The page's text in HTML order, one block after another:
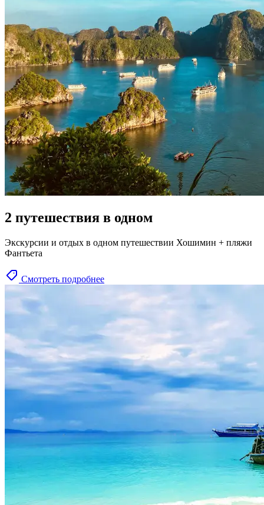
2 путешествия в одном
Экскурсии и отдых в одном путешествии Хошимин + пляжи
Фантьета
Смотреть подробнее